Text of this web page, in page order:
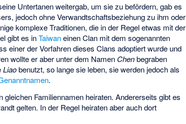
Untertanen weitergab, um sie zu befördern, gab es
jedoch ohne Verwandtschaftsbeziehung zu ihm oder
komplexe Traditionen, die in der Regel etwas mit der
gibt es inTaiwaneinen Clan mit dem sogenannten
einer der Vorfahren dieses Clans adoptiert wurde und
wollte er aber unter dem Namen Chenbegraben
Liaobenutzt, so lange sie leben, sie werden jedoch als
.
Familiennamen heiraten. Andererseits gibt es
gelten. In der Regel heiraten aber auch dort